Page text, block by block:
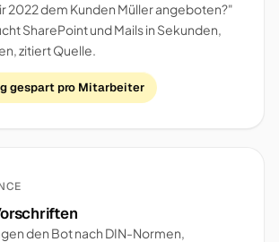
2022 dem Kunden Müller angeboten?"
SharePoint und Mails in Sekunden,
zitiert Quelle.
gespart pro Mitarbeiter
den Bot nach DIN-Normen,